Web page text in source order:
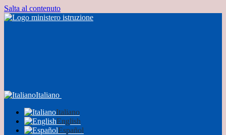
Salta al contenuto
Italiano
Italiano
English
Español